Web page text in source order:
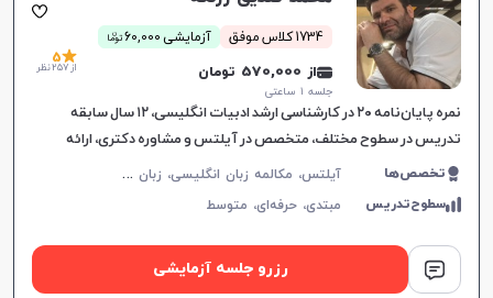
1734 کلاس موفق آزمایشی 60,000 توما
ن
از 570,000 تومان
جلسه ۱ ساعتی
5
از 257 نظر
نمره پایان‌نامه ۲۰ در کارشناسی ارشد ادبیات انگلیسی، ۱۲ سال سابقه
تدریس در سطوح مختلف، متخصص در آیلتس و مشاوره دکتری، ارائه
آموزش‌های هدفمند مکالمه.
تخصص‌ها آ
یلتس، مکالمه زبان انگلیسی، زبان انگلیسی عمومی، گرامر زبان انگلیسی، زبان انگلیسی بریتیش، زبان انگلیسی آمریکایی، زبان انگلیسی کنکور سراسری، زبان انگلیسی کنکور ارشد، زبان انگلیسی کنکور کاردانی
سطوح‌تدریس مبتدی،حرفه‌ای، متوسط
رزرو جلسه آزمایشی